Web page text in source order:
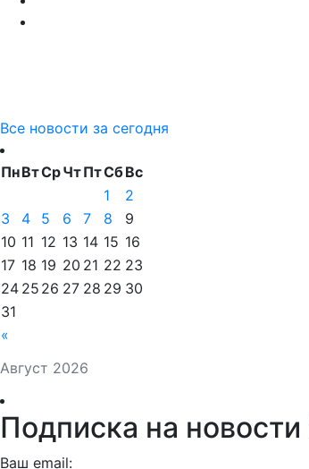
Все новости за сегодня
Август 2026
ПнВтСрЧтПтСбВс
«
1
2
3
4 5 6 7 8
9
10 11 12 13 14 15 16
17 18 19 20 21 22 23
24 25 26 27 28 29 30
31
Подписка на
Ваш email: